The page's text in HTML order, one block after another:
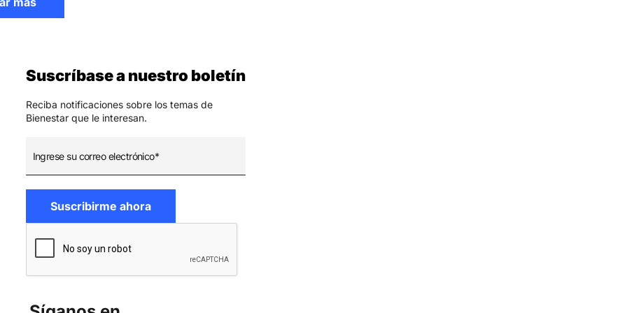
Suscríbase a nuestro boletín
Reciba notificaciones sobre los temas de
Bienestar que le interesan.